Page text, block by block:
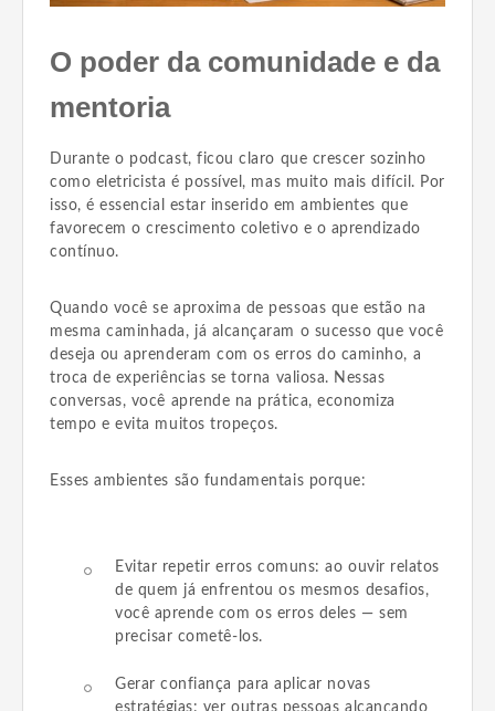
O poder da comunidade e da
mentoria
Durante o podcast, ficou claro que crescer sozinho
como eletricista é possível, mas muito mais difícil. Por
isso, é essencial estar inserido em ambientes que
favorecem o crescimento coletivo e o aprendizado
contínuo.
Quando você se aproxima de pessoas que estão na
mesma caminhada, já alcançaram o sucesso que você
deseja ou aprenderam com os erros do caminho, a
troca de experiências se torna valiosa. Nessas
conversas, você aprende na prática, economiza
tempo e evita muitos tropeços.
Esses ambientes são fundamentais porque:
Evitar repetir erros comuns: ao ouvir relatos
de quem já enfrentou os mesmos desafios,
você aprende com os erros deles — sem
precisar cometê-los.
Gerar confiança para aplicar novas
estratégias: ver outras pessoas alcançando